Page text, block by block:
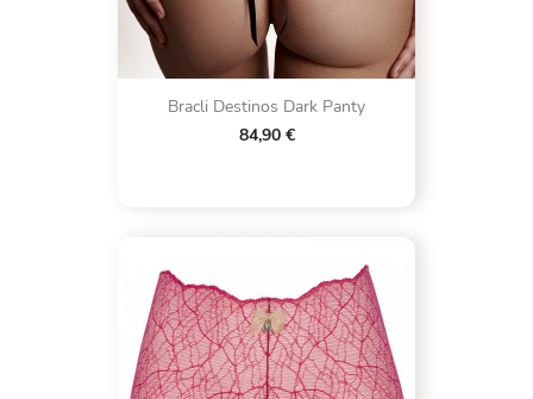
Bracli Destinos Dark Panty
84,90 €